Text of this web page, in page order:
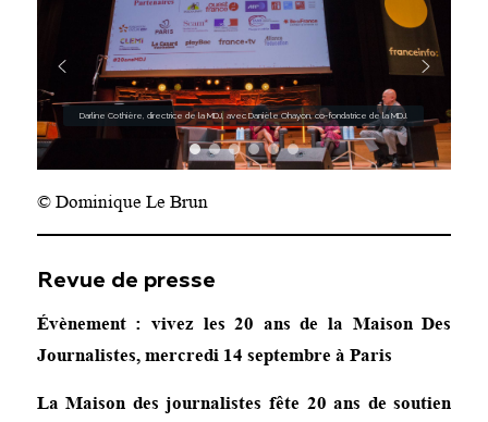
Darline Cothière, directrice de la MDJ, avec Danièle Ohayon, co-fondatrice de la MDJ.
© Dominique Le Brun
Revue de presse
Évènement : vivez les 20 ans de la Maison Des
Journalistes, mercredi 14 septembre à Paris
La Maison des journalistes fête 20 ans de soutien